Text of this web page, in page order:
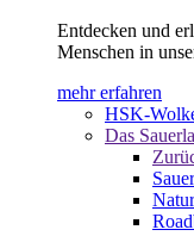
Entdecken und
Menschen in
mehr erfahren
HSK-
Das